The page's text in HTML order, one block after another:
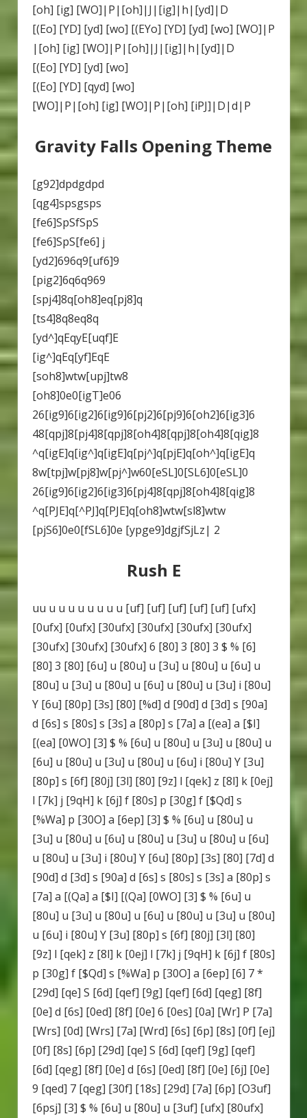
[oh] [ig] [WO]|P|[oh]|J|[ig]|h|[yd]|D
[(Eo] [YD] [yd] [wo] [(EYo] [YD] [yd] [wo] [WO]|P
|[oh] [ig] [WO]|P|[oh]|J|[ig]|h|[yd]|D
[(Eo] [YD] [yd] [wo]
[(Eo] [YD] [qyd] [wo]
[WO]|P|[oh] [ig] [WO]|P|[oh] [iPJ]|D|d|P
Gravity Falls Opening Theme
[g92]dpdgdpd
[qg4]spsgsps
[fe6]SpSfSpS
[fe6]SpS[fe6] j
[yd2]696q9[uf6]9
[pig2]6q6q969
[spj4]8q[oh8]eq[pj8]q
[ts4]8q8eq8q
[yd^]qEqyE[uqf]E
[ig^]qEq[yf]EqE
[soh8]wtw[upj]tw8
[oh8]0e0[igT]e06
26[ig9]6[ig2]6[ig9]6[pj2]6[pj9]6[oh2]6[ig3]6
48[qpj]8[pj4]8[qpj]8[oh4]8[qpj]8[oh4]8[qig]8
^q[igE]q[ig^]q[igE]q[pj^]q[pjE]q[oh^]q[igE]q
8w[tpj]w[pj8]w[pj^]w60[eSL]0[SL6]0[eSL]0
26[ig9]6[ig2]6[ig3]6[pj4]8[qpj]8[oh4]8[qig]8
^q[PJE]q[^PJ]q[PJE]q[oh8]wtw[sl8]wtw
[pjS6]0e0[fSL6]0e [ypge9]dgjfSjLz| 2
Rush E
uu u u u u u u u u [uf] [uf] [uf] [uf] [uf] [ufx]
[0ufx] [0ufx] [30ufx] [30ufx] [30ufx] [30ufx]
[30ufx] [30ufx] [30ufx] 6 [80] 3 [80] 3 $ % [6]
[80] 3 [80] [6u] u [80u] u [3u] u [80u] u [6u] u
[80u] u [3u] u [80u] u [6u] u [80u] u [3u] i [80u]
Y [6u] [80p] [3s] [80] [%d] d [90d] d [3d] s [90a]
d [6s] s [80s] s [3s] a [80p] s [7a] a [(ea] a [$I]
[(ea] [0WO] [3] $ % [6u] u [80u] u [3u] u [80u] u
[6u] u [80u] u [3u] u [80u] u [6u] i [80u] Y [3u]
[80p] s [6f] [80j] [3l] [80] [9z] l [qek] z [8l] k [0ej]
l [7k] j [9qH] k [6j] f [80s] p [30g] f [$Qd] s
[%Wa] p [30O] a [6ep] [3] $ % [6u] u [80u] u
[3u] u [80u] u [6u] u [80u] u [3u] u [80u] u [6u]
u [80u] u [3u] i [80u] Y [6u] [80p] [3s] [80] [7d] d
[90d] d [3d] s [90a] d [6s] s [80s] s [3s] a [80p] s
[7a] a [(Qa] a [$I] [(Qa] [0WO] [3] $ % [6u] u
[80u] u [3u] u [80u] u [6u] u [80u] u [3u] u [80u]
u [6u] i [80u] Y [3u] [80p] s [6f] [80j] [3l] [80]
[9z] l [qek] z [8l] k [0ej] l [7k] j [9qH] k [6j] f [80s]
p [30g] f [$Qd] s [%Wa] p [30O] a [6ep] [6] 7 *
[29d] [qe] S [6d] [qef] [9g] [qef] [6d] [qeg] [8f]
[0e] d [6s] [0ed] [8f] [0e] 6 [0es] [0a] [Wr] P [7a]
[Wrs] [0d] [Wrs] [7a] [Wrd] [6s] [6p] [8s] [0f] [ej]
[0f] [8s] [6p] [29d] [qe] S [6d] [qef] [9g] [qef]
[6d] [qeg] [8f] [0e] d [6s] [0ed] [8f] [0e] [6j] [0e]
9 [qed] 7 [qeg] [30f] [18s] [29d] [7a] [6p] [O3uf]
[6psj] [3] $ % [6u] u [80u] u [3uf] [ufx] [80ufx]